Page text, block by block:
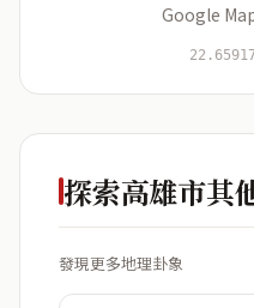
資料僅用
Google
探索高雄市其
發現更多地理卦象